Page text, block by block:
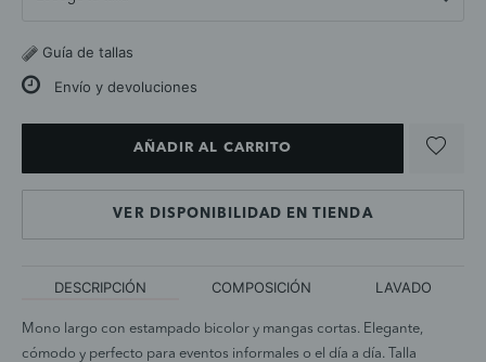
Guía de tallas
Envío y devoluciones
AÑADIR AL CARRITO
VER DISPONIBILIDAD EN TIENDA
DESCRIPCIÓN COMPOSICIÓN LAVADO
Mono largo con estampado bicolor y mangas cortas. Elegante,
cómodo y perfecto para eventos informales o el día a día. Talla